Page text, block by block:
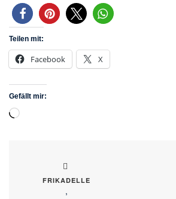
Teilen mit:
Facebook X
Gefällt mir:
Wird
FRIKADELLE
,